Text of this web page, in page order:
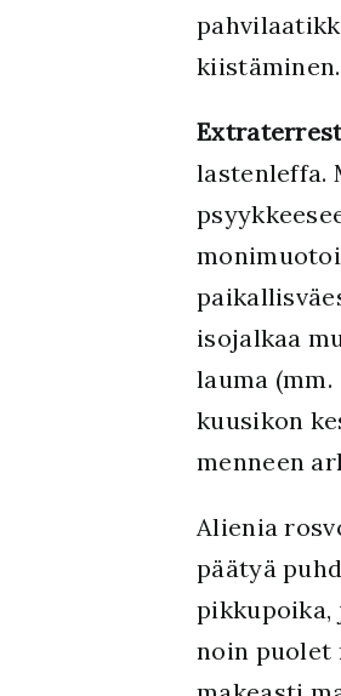
kiistäminen.
lastenleffa.
isojalkaa
lauma (mm.
kuusikon
menneen
Alienia
päätyä
pikkupoika,
noin puolet